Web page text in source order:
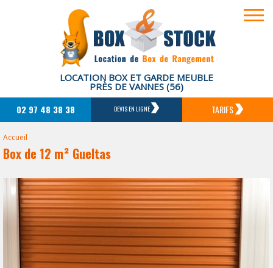
LOCATION BOX ET GARDE MEUBLE
PRÈS DE VANNES (56)
02 97 48 38 38 DEVIS EN LIGNE TARIFS
Accueil
Box de 12 m² Gueltas